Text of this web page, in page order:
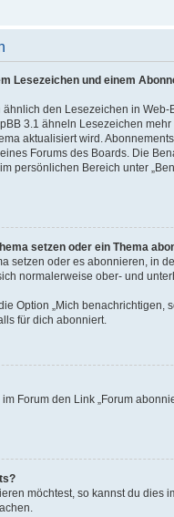
Lesezeichen und einem
den Lesezeichen in
3.1 ähneln Lesezeichen
aktualisiert wird.
Forums des Boards. Die
persönlichen Bereich unter
setzen oder ein Thema
setzen oder es abonnieren, in
normalerweise ober- und
Option „Mich benachrichtigen,
für dich abonniert.
Forum den Link „Forum
möchtest, so kannst du dies